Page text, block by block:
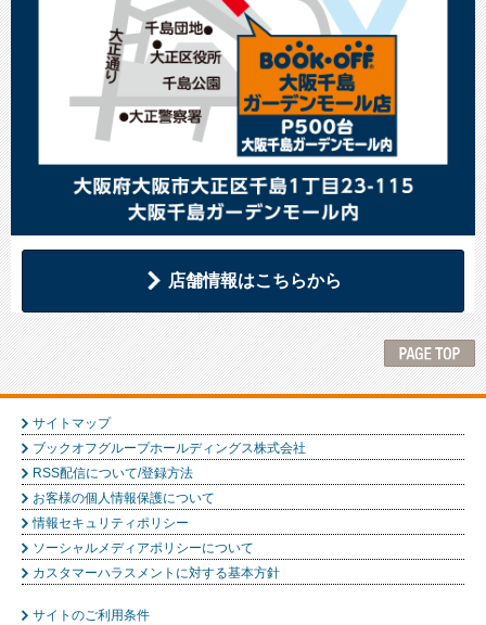
店舗情報はこちらから
サイトマップ
ブックオフグループホールディングス株式会社
RSS配信について/登録方法
お客様の個人情報保護について
情報セキュリティポリシー
ソーシャルメディアポリシーについて
カスタマーハラスメントに対する基本方針
サイトのご利用条件